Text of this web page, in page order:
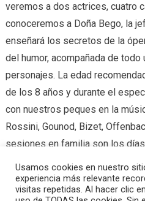
veremos a dos actrices, cuatro
conoceremos a Doña Bego, la
enseñará los secretos de la
del humor, acompañada de
personajes. La edad
de los 8 años y durante el
con nuestros peques en la
Rossini, Gounod, Bizet,
sesiones en familia son los
TaggedABAO Txiki,actividades con
con niños,planes con niños y lluvia,
Usamos cookies en nuestro
experiencia más relevante
visitas repetidas. Al hacer clic